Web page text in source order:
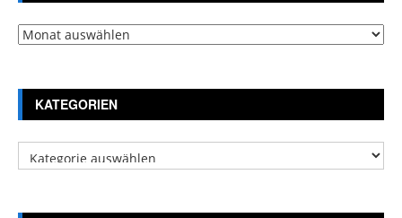
Archiv
KATEGORIEN
Kategorien